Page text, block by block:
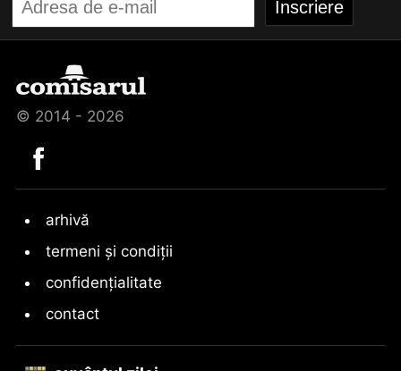
© 2014 - 2026
arhivă
termeni și condiții
confidențialitate
contact